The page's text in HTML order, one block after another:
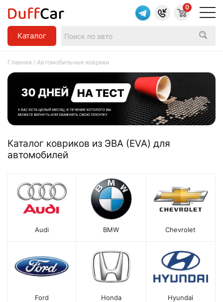
Каталог
0
Главная / Автомобильные коврики
Каталог ковриков из ЭВА (EVA) для
автомобилей
Audi BMW Chevrolet
Ford Honda Hyundai